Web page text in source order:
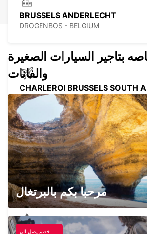
BRUSSELS ANDERLECHT
DROGENBOS - BELGIUM
CHARLEROI BRUSSELS SOUTH
GOSSELIES - BELGIUM
CHARLEROI CENTER
JUMET - BELGIUM
بتاجير السيارات الصغيرة
والفانات
مرحبا بكم بالبرتغال
خصم يصل الي